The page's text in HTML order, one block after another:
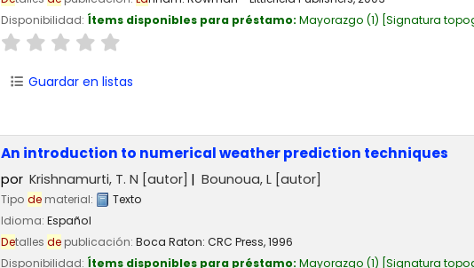
Disponibilidad: Ítems disponibles para préstamo: Mayorazgo (1) Signatura
Guardar en listas
An introduction to numerical weather prediction techniques
por Krishnamurti, T. N [autor] Bounoua, L[autor]
Tipo de material:
Texto
Idioma: Español
Detalles de publicación: Boca Raton: CRC Press,1996
Disponibilidad: Ítems disponibles para préstamo: Mayorazgo (1) Signatura